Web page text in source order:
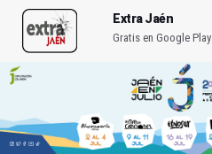
Extra Jaén
Gratis en Google Play